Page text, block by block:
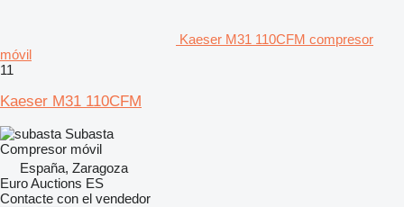
Kaeser M31 110CFM compresor
móvil
11
Kaeser M31 110CFM
Subasta
Compresor móvil
España, Zaragoza
Euro Auctions ES
Contacte con el vendedor